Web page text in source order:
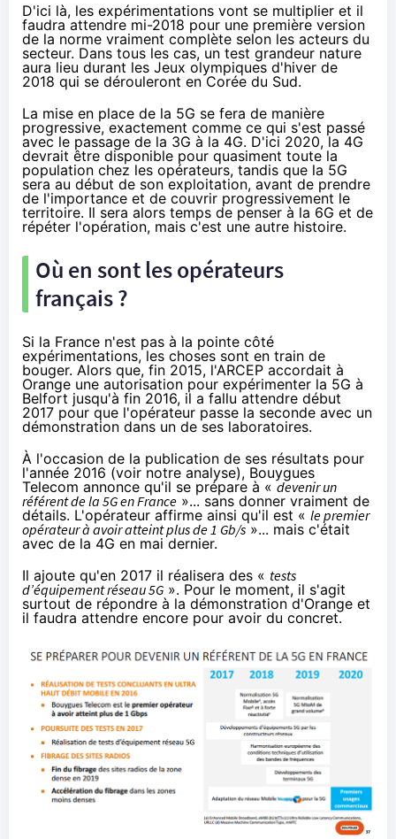
D'ici là, les expérimentations vont se multiplier et il
faudra attendre mi-2018 pour une première version
de la norme vraiment complète selon les acteurs du
secteur. Dans tous les cas, un test grandeur nature
aura lieu durant les Jeux olympiques d'hiver de
2018 qui se dérouleront en Corée du Sud.
La mise en place de la 5G se fera de manière
progressive, exactement comme ce qui s'est passé
avec le passage de la 3G à la 4G. D'ici 2020, la 4G
devrait être disponible pour quasiment toute la
population chez les opérateurs, tandis que la 5G
sera au début de son exploitation, avant de prendre
de l'importance et de couvrir progressivement le
territoire. Il sera alors temps de penser à la 6G et de
répéter l'opération, mais c'est une autre histoire.
Où en sont les opérateurs
français ?
Si la France n'est pas à la pointe côté
expérimentations, les choses sont en train de
bouger. Alors que, fin 2015, l'ARCEP accordait à
Orange une autorisation pour expérimenter la 5G à
Belfort jusqu'à fin 2016, il a fallu attendre début
2017 pour que l'opérateur passe la seconde avec un
démonstration dans un de ses laboratoires.
À l'occasion de la publication de ses résultats pour
l'année 2016 (voir notre analyse), Bouygues
Telecom annonce qu'il se prépare à «devenir un
référent de la 5G en France »... sans donner vraiment de
détails. L'opérateur affirme ainsi qu'il est « le premier
opérateur à avoir atteint plus de 1 Gb/s»... mais c'était
avec de la 4G en mai dernier.
Il ajoute qu'en 2017 il réalisera des « tests
d’équipement réseau 5G ». Pour le moment, il s'agit
surtout de répondre à la démonstration d'Orange et
il faudra attendre encore pour avoir du concret.